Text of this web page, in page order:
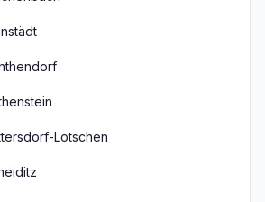
Lotschen